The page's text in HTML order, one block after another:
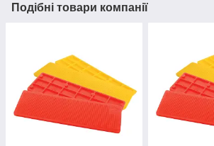
Подібні товари компанії